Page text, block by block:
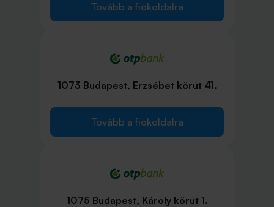
Tovább a fiókoldalra
1073 Budapest, Erzsébet körút 41.
Tovább a fiókoldalra
1075 Budapest, Károly körút 1.